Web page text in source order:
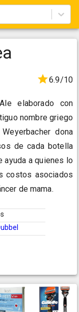
6.9/10
elaborado con
nombre griego
dona
de cada botella
ayuda a quienes lo
costos asociados
de mama.